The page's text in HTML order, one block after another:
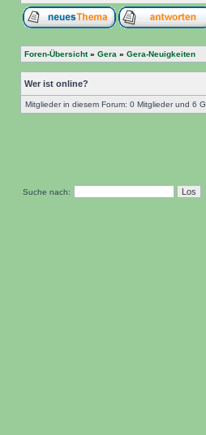
Foren-Übersicht» Gera » Gera-Neuigkeiten
Wer ist online?
Mitglieder in diesem Forum: 0 Mitglieder und 6
Suche nach: